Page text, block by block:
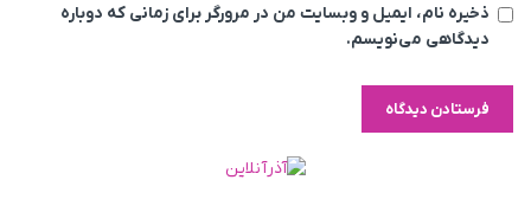
ذخیره نام، ایمیل و وبسایت من در مرورگر برای زمانی که دوباره
دیدگاهی می‌نویسم.